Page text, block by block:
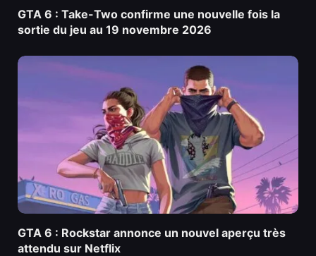
GTA 6 : Take-Two confirme une nouvelle fois la
sortie du jeu au 19 novembre 2026
GTA 6 : Rockstar annonce un nouvel aperçu très
attendu sur Netflix